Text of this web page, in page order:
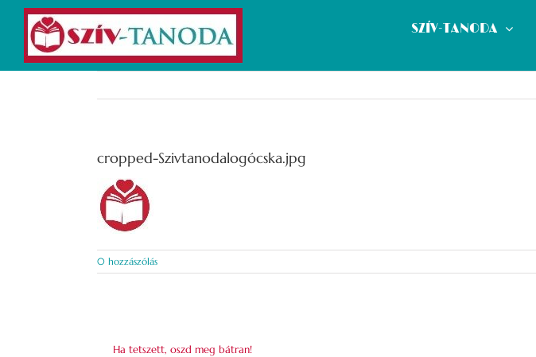
Kihagyás
SZÍV-TANODA
cropped-Szivtanodalogócska.jpg
0 hozzászólás
Ha tetszett, oszd meg bátran!